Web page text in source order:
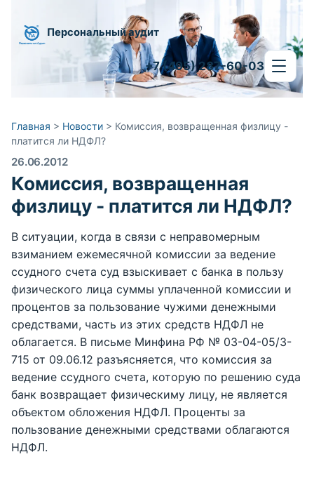
Персональный аудит
+7 (495) 287-60-03
Главная > Новости > Комиссия, возвращенная физлицу -
платится ли НДФЛ?
26.06.2012
Комиссия, возвращенная
физлицу - платится ли НДФЛ?
В ситуации, когда в связи с неправомерным
взиманием ежемесячной комиссии за ведение
ссудного счета суд взыскивает с банка в пользу
физического лица суммы уплаченной комиссии и
процентов за пользование чужими денежными
средствами, часть из этих средств НДФЛ не
облагается. В письме Минфина РФ № 03-04-05/3-
715 от 09.06.12 разъясняется, что комиссия за
ведение ссудного счета, которую по решению суда
банк возвращает физическиму лицу, не является
объектом обложения НДФЛ. Проценты за
пользование денежными средствами облагаются
НДФЛ.